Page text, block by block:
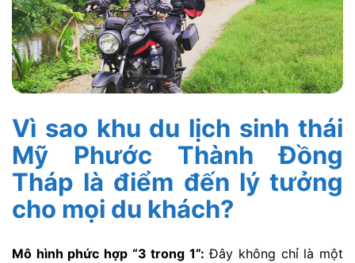
Vì sao khu du lịch sinh thái
Mỹ Phước Thành Đồng
Tháp là điểm đến lý tưởng
cho mọi du khách?
Mô hình phức hợp “3 trong 1”: Đây không chỉ là một